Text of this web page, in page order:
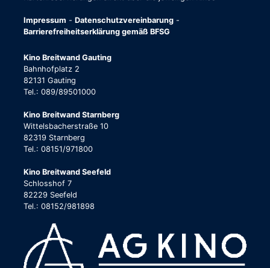
Impressum - Datenschutzvereinbarung -
Barrierefreiheitserklärung gemäß BFSG
Kino Breitwand Gauting
Bahnhofplatz 2
82131 Gauting
Tel.: 089/89501000
Kino Breitwand Starnberg
Wittelsbacherstraße 10
82319 Starnberg
Tel.: 08151/971800
Kino Breitwand Seefeld
Schlosshof 7
82229 Seefeld
Tel.: 08152/981898